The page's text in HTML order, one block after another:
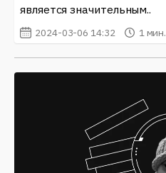
является значительным..
2024-03-06 14:32 1 мин.